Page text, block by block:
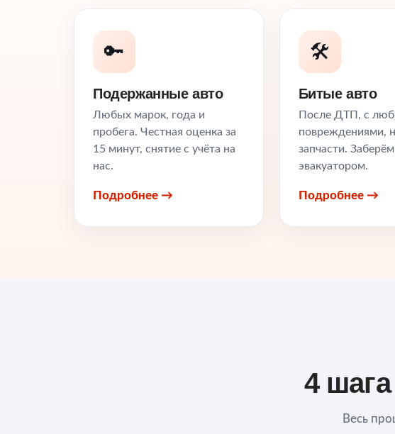
🔑
Подержанные авто
Любых марок, года и
пробега. Честная оценка за
15 минут, снятие с учёта на
нас.
Подробнее →
🛠️
Битые авто
После ДТП, с
повреждениями,
запчасти. Заберём
эвакуатором.
Подробнее →
4
Весь